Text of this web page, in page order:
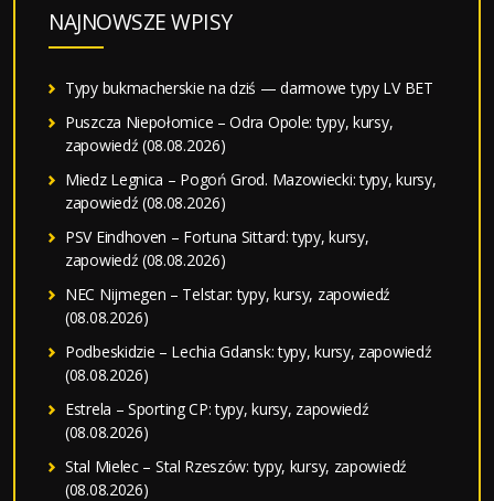
NAJNOWSZE WPISY
Typy bukmacherskie na dziś — darmowe typy LV BET
Puszcza Niepołomice – Odra Opole: typy, kursy,
zapowiedź (08.08.2026)
Miedz Legnica – Pogoń Grod. Mazowiecki: typy, kursy,
zapowiedź (08.08.2026)
PSV Eindhoven – Fortuna Sittard: typy, kursy,
zapowiedź (08.08.2026)
NEC Nijmegen – Telstar: typy, kursy, zapowiedź
(08.08.2026)
Podbeskidzie – Lechia Gdansk: typy, kursy, zapowiedź
(08.08.2026)
Estrela – Sporting CP: typy, kursy, zapowiedź
(08.08.2026)
Stal Mielec – Stal Rzeszów: typy, kursy, zapowiedź
(08.08.2026)